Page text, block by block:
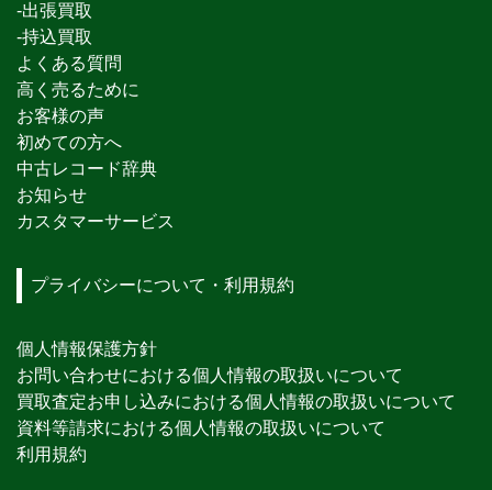
-出張買取
-持込買取
よくある質問
高く売るために
お客様の声
初めての方へ
中古レコード辞典
お知らせ
カスタマーサービス
プライバシーについて・利用規約
個人情報保護方針
お問い合わせにおける個人情報の取扱いについて
買取査定お申し込みにおける個人情報の取扱いについて
資料等請求における個人情報の取扱いについて
利用規約